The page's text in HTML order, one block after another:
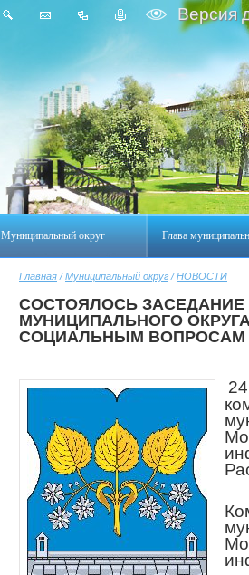
Муниципальный округ Глава
Версия
Главная /Муниципальный округ /НОВОСТИ
СОСТОЯЛОСЬ
МУНИЦИПАЛЬНОГО
СОЦИАЛЬНЫМ